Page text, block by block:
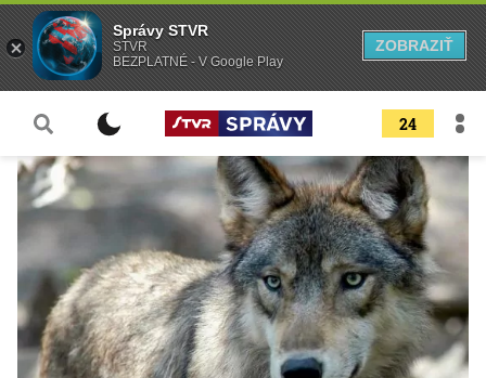
24
Správy STVR
STVR
BEZPLATNÉ - V Google Play
ZOBRAZIŤ